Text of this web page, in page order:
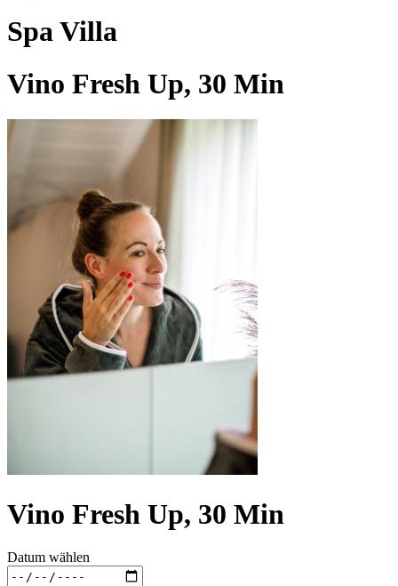
Spa Villa
Vino Fresh Up, 30 Min
Vino Fresh Up, 30 Min
Datum wählen